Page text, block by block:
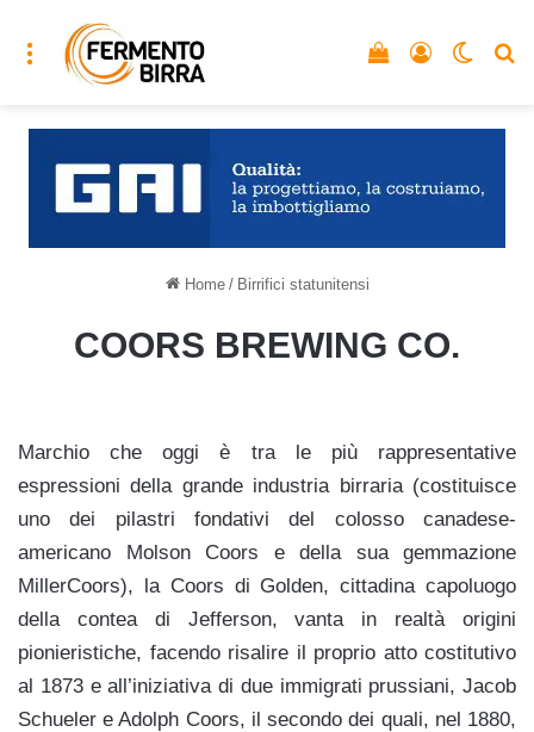
Menu Accedi
Vedi il carrello
Home / Birrifici statunitensi
COORS BREWING CO.
Marchio che oggi è tra le più rappresentative
espressioni della grande industria birraria (costituisce
uno dei pilastri fondativi del colosso canadese-
americano Molson Coors e della sua gemmazione
MillerCoors), la Coors di Golden, cittadina capoluogo
della contea di Jefferson, vanta in realtà origini
pionieristiche, facendo risalire il proprio atto costitutivo
al 1873 e all’iniziativa di due immigrati prussiani, Jacob
Schueler e Adolph Coors, il secondo dei quali, nel 1880,